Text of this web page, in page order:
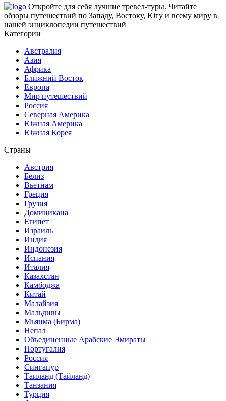
Откройте для себя лучшие тревел-туры. Читайте
обзоры путешествий по Западу, Востоку, Югу и всему миру в
нашей энциклопедии путешествий
Категории
Австралия
Азия
Африка
Ближний Восток
Европа
Мир путешествий
Россия
Северная Америка
Южная Америка
Южная Корея
Страны
Австрия
Белиз
Вьетнам
Греция
Грузия
Доминикана
Египет
Израиль
Индия
Индонезия
Испания
Италия
Казахстан
Камбоджа
Китай
Малайзия
Мальдивы
Мьянма (Бирма)
Непал
Объединенные Арабские Эмираты
Португалия
Россия
Сингапур
Таиланд (Тайланд)
Танзания
Турция